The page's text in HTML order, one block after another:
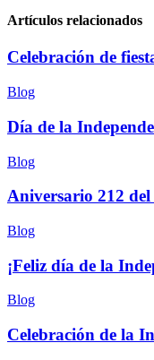
Artículos relacionados
Celebración de
Blog
Día de la
Blog
Aniversario 212
Blog
¡Feliz día de la
Blog
Celebración de la